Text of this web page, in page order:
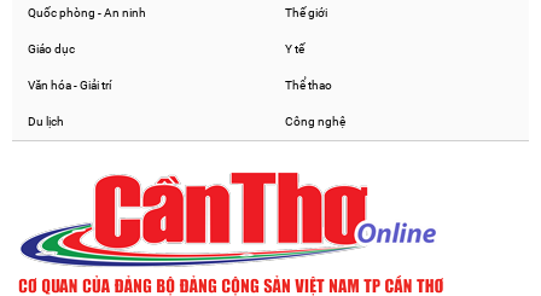
Quốc phòng - An ninh Thế giới
Giáo dục Y tế
Văn hóa - Giải trí Thể thao
Du lịch Công nghệ